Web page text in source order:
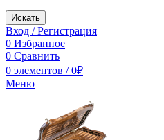
Искать
Вход / Регистрация
0 Избранное
0 Сравнить
0 элементов / 0₽
Меню